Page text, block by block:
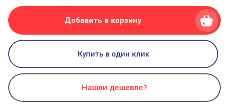
Добавить в корзину
Купить в один клик
Нашли дешевле?